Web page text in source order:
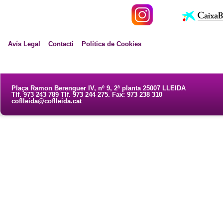
Avís Legal Contacti Política de Cookies
Plaça Ramon Berenguer IV, nº 9, 2ª planta 25007 LLEIDA
Tlf. 973 243 789 Tlf. 973 244 275. Fax: 973 238 310
coflleida@coflleida.cat